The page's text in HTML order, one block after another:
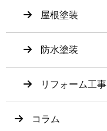
屋根塗装
防水塗装
リフォーム工事
コラム